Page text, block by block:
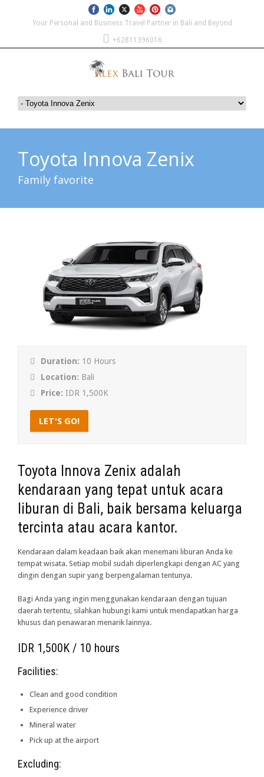
Your Personal and Business Travel Partner in Bali and Beyond
+62811396016
Toyota Innova Zenix
Family favorite
Duration: 10 Hours
Location: Bali
Price: IDR 1,500K
LET'S GO!
Toyota Innova Zenix adalah
kendaraan yang tepat untuk acara
liburan di Bali, baik bersama keluarga
tercinta atau acara kantor.
Kendaraan dalam keadaan baik akan menemani liburan Anda ke
tempat wisata. Setiap mobil sudah diperlengkapi dengan AC yang
dingin dengan supir yang berpengalaman tentunya.
Bagi Anda yang ingin menggunakan kendaraan dengan tujuan
daerah tertentu, silahkan hubungi kami untuk mendapatkan harga
khusus dan penawaran menarik lainnya.
IDR 1,500K / 10 hours
Facilities:
Clean and good condition
Experience driver
Mineral water
Pick up at the airport
Excluding: